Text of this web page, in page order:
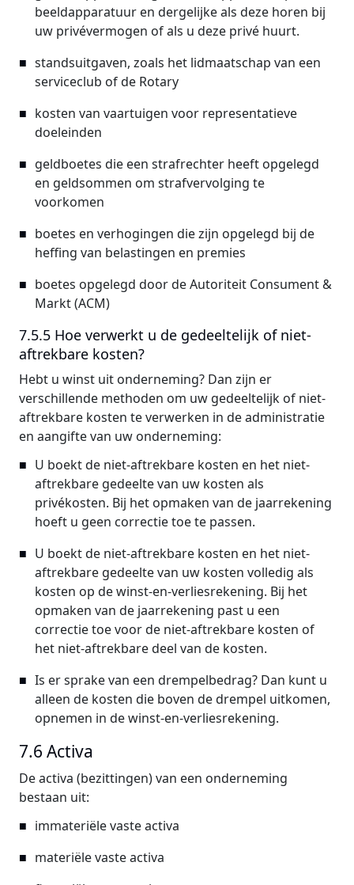
beeldapparatuur en dergelijke als deze horen bij
uw privévermogen of als u deze privé huurt.
standsuitgaven, zoals het lidmaatschap van een
serviceclub of de Rotary
kosten van vaartuigen voor representatieve
doeleinden
geldboetes die een strafrechter heeft opgelegd
en geldsommen om strafvervolging te
voorkomen
boetes en verhogingen die zijn opgelegd bij de
heffing van belastingen en premies
boetes opgelegd door de Autoriteit Consument &
Markt (ACM)
7.5.5 Hoe verwerkt u de gedeeltelijk of niet-
aftrekbare kosten?
Hebt u winst uit onderneming? Dan zijn er
verschillende methoden om uw gedeeltelijk of niet-
aftrekbare kosten te verwerken in de administratie
en aangifte van uw onderneming:
U boekt de niet-aftrekbare kosten en het niet-
aftrekbare gedeelte van uw kosten als
privékosten. Bij het opmaken van de jaarrekening
hoeft u geen correctie toe te passen.
U boekt de niet-aftrekbare kosten en het niet-
aftrekbare gedeelte van uw kosten volledig als
kosten op de winst-en-verliesrekening. Bij het
opmaken van de jaarrekening past u een
correctie toe voor de niet-aftrekbare kosten of
het niet-aftrekbare deel van de kosten.
Is er sprake van een drempelbedrag? Dan kunt u
alleen de kosten die boven de drempel uitkomen,
opnemen in de winst-en-verliesrekening.
7.6 Activa
De activa (bezittingen) van een onderneming
bestaan uit:
immateriële vaste activa
materiële vaste activa